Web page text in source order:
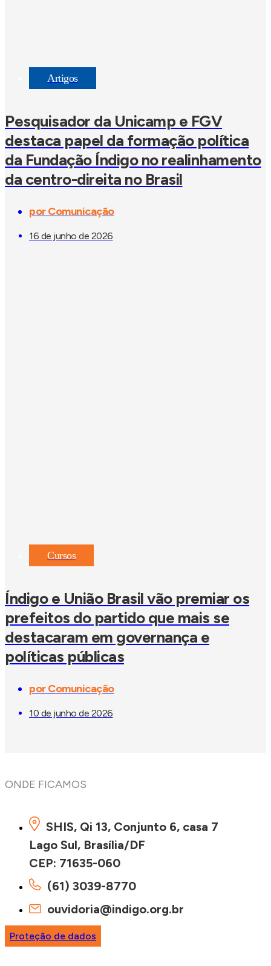
Artigos
Pesquisador da Unicamp e FGV
destaca papel da formação política
da Fundação Índigo no realinhamento
da centro-direita no Brasil
porComunicação
16 de junho de 2026
Cursos
Índigo e União Brasil vão premiar os
prefeitos do partido que mais se
destacaram em governança e
políticas públicas
porComunicação
10 de junho de 2026
ONDE FICAMOS
SHIS, Qi 13, Conjunto 6, casa 7
Lago Sul, Brasília/DF
CEP: 71635-060
(61) 3039-8770
ouvidoria@indigo.org.br
Proteção de dados